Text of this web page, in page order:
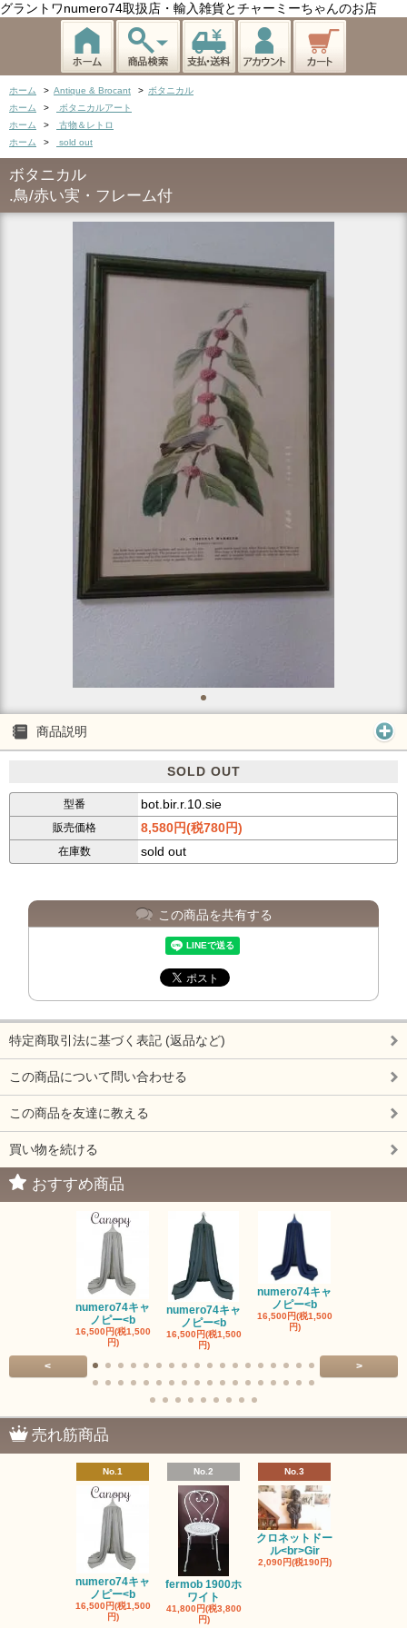
グラントワnumero74取扱店・輸入雑貨とチャーミーちゃんのお店
ホーム > Antique & Brocant > ボタニカル
ホーム
>
ボタニカルアート
ホーム
>
古物＆レトロ
ホーム
> sold out
ボタニカル
.鳥/赤い実・フレーム付
商品説明
SOLD OUT
型番 bot.bir.r.10.sie
販売価格 8,580円(税780円)
在庫数 sold out
この商品を共有する
特定商取引法に基づく表記 (返品など)
この商品について問い合わせる
この商品を友達に教える
買い物を続ける
おすすめ商品
numero74キャ
ノピー<b
16,500円(税1,500
円)
numero74キャ
ノピー<b
16,500円(税1,500
円)
numero74キャ
ノピー<b
16,500円(税1,500
円)
< >
売れ筋商品
No.1
numero74キャ
ノピー<b
16,500円(税1,500
円)
No.2
fermob 1900ホ
ワイト
41,800円(税3,800
円)
No.3
クロネットドー
ル<br>Gir
2,090円(税190円)